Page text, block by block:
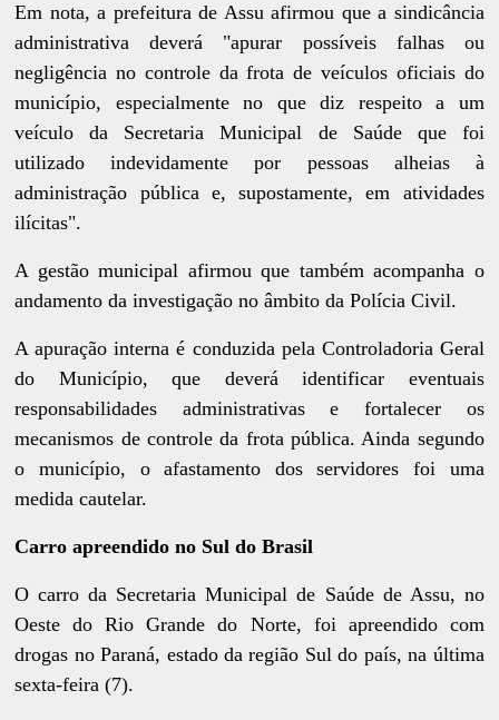
Em nota, a prefeitura de Assu afirmou que a sindicância
administrativa deverá "apurar possíveis falhas ou
negligência no controle da frota de veículos oficiais do
município, especialmente no que diz respeito a um
veículo da Secretaria Municipal de Saúde que foi
utilizado indevidamente por pessoas alheias à
administração pública e, supostamente, em atividades
ilícitas".
A gestão municipal afirmou que também acompanha o
andamento da investigação no âmbito da Polícia Civil.
A apuração interna é conduzida pela Controladoria Geral
do Município, que deverá identificar eventuais
responsabilidades administrativas e fortalecer os
mecanismos de controle da frota pública. Ainda segundo
o município, o afastamento dos servidores foi uma
medida cautelar.
Carro apreendido no Sul do Brasil
O carro da Secretaria Municipal de Saúde de Assu, no
Oeste do Rio Grande do Norte, foi apreendido com
drogas no Paraná, estado da região Sul do país, na última
sexta-feira (7).